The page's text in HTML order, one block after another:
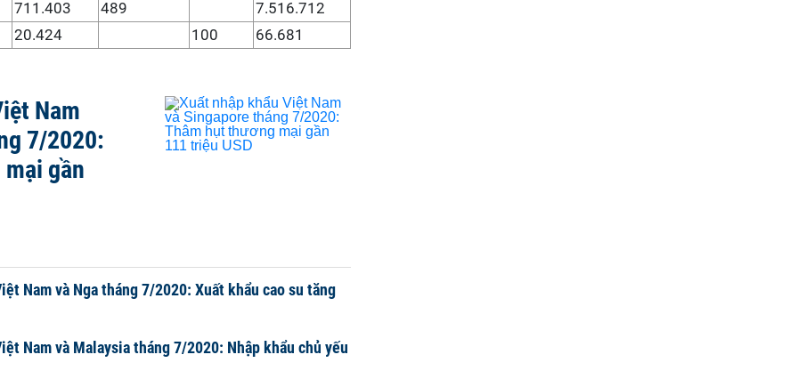
711.403 489
7.516.712
20.424 100 66.681
Nam
7/2020:
gần
Nam và Nga tháng 7/2020: Xuất khẩu cao su tăng
Nam và Malaysia tháng 7/2020: Nhập khẩu chủ yếu